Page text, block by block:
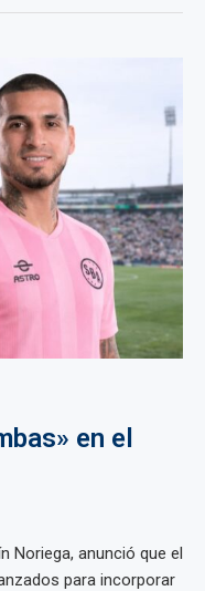
en el
Noriega, anunció que el
para incorporar